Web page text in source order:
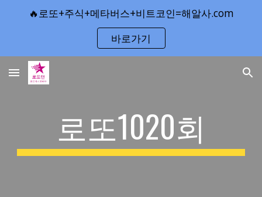
Skip to main content Skip to navigation
🔥로또+주식+메타버스+비트코인=해알사.com
바로가기
로또1020회